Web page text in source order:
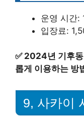
운영 시간
입장료:
✅ 2024년 기후동
롭게 이용하는 방
9, 사카이